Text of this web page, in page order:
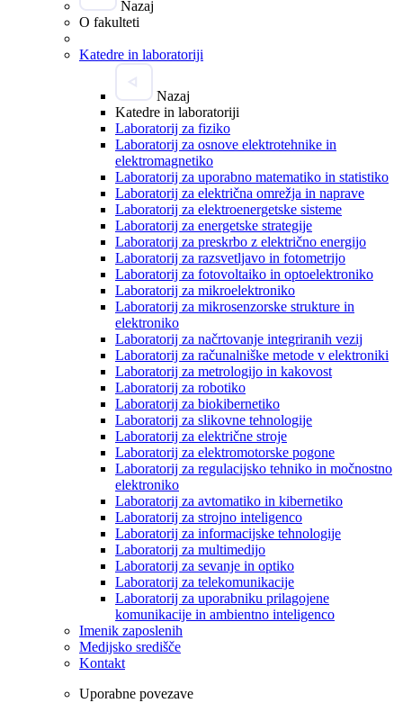
Nazaj
O fakulteti
Katedre in laboratoriji
Nazaj
Katedre in laboratoriji
Laboratorij za fiziko
Laboratorij za osnove elektrotehnike in
elektromagnetiko
Laboratorij za uporabno matematiko in statistiko
Laboratorij za električna omrežja in naprave
Laboratorij za elektroenergetske sisteme
Laboratorij za energetske strategije
Laboratorij za preskrbo z električno energijo
Laboratorij za razsvetljavo in fotometrijo
Laboratorij za fotovoltaiko in optoelektroniko
Laboratorij za mikroelektroniko
Laboratorij za mikrosenzorske strukture in
elektroniko
Laboratorij za načrtovanje integriranih vezij
Laboratorij za računalniške metode v elektroniki
Laboratorij za metrologijo in kakovost
Laboratorij za robotiko
Laboratorij za biokibernetiko
Laboratorij za slikovne tehnologije
Laboratorij za električne stroje
Laboratorij za elektromotorske pogone
Laboratorij za regulacijsko tehniko in močnostno
elektroniko
Laboratorij za avtomatiko in kibernetiko
Laboratorij za strojno inteligenco
Laboratorij za informacijske tehnologije
Laboratorij za multimedijo
Laboratorij za sevanje in optiko
Laboratorij za telekomunikacije
Laboratorij za uporabniku prilagojene
komunikacije in ambientno inteligenco
Imenik zaposlenih
Medijsko središče
Kontakt
Uporabne povezave